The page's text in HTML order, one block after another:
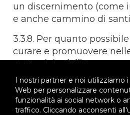
I nostri partner e noi utilizziamo
Web per personalizzare
funzionalità ai social network o
traffico. Cliccando acconsenti
un discernimento (come
e anche cammino di
3.3.8. Per quanto
curare e promuovere
dellagioia dell’Amore.
3.3.9. Aiuteremo le
‘spazio di vita’ in cui i
libertà, a conoscere e